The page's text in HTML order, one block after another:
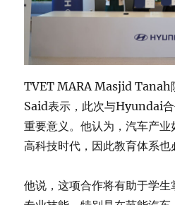
TVET MARA Masjid
Said表示，此次与Hyundai
重要意义。他认为，汽车产
高科技时代，因此教育体系也
他说，这项合作将有助于学